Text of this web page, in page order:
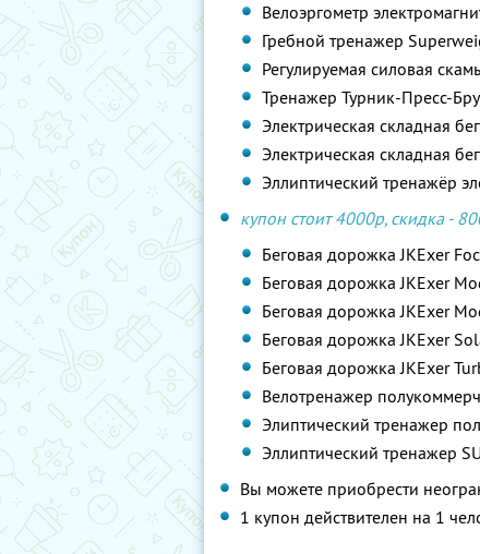
Велоэргометр
Гребной тренажер
Регулируемая силовая
Тренажер Турник-Пресс-
Электрическая складная
Электрическая складная
Эллиптический тренажёр
купон стоит 4000р, скидка -
Беговая дорожка JKExer
Беговая дорожка JKExer
Беговая дорожка JKExer
Беговая дорожка JKExer
Беговая дорожка JKExer
Велотренажер
Элиптический тренажер
Эллиптический тренажер
Вы можете приобрести
1 купон действителен на 1